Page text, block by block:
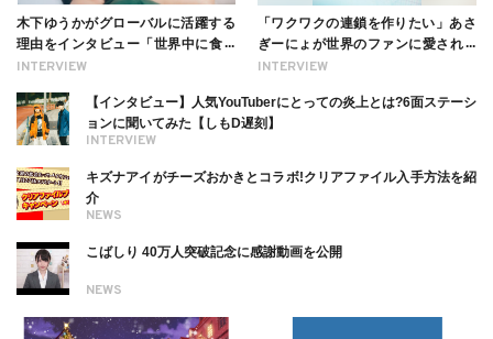
INTERVIEW
木下ゆうかがグローバルに活躍する
理由をインタビュー「世界中に食べ
る幸せを伝えたい」新事務所加入に
INTERVIEW
「ワクワクの連鎖を作りたい」あさ
ぎーにょが世界のファンに愛される
理由【インタビュー】
INTERVIEW
【インタビュー】人気YouTuberにとっての炎上とは?6面ステーシ
ョンに聞いてみた【しもD遅刻】
NEWS
キズナアイがチーズおかきとコラボ!クリアファイル入手方法を紹
介
NEWS
こばしり 40万人突破記念に感謝動画を公開